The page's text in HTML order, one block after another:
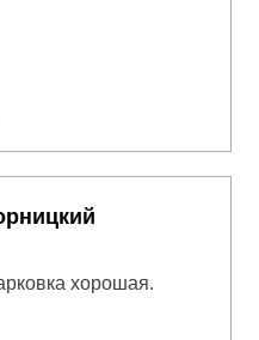
хорошая.